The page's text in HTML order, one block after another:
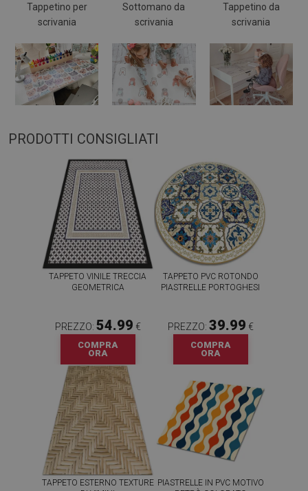
Tappetino per
scrivania
Sottomano da
scrivania
Tappetino da
scrivania
PRODOTTI CONSIGLIATI
TAPPETO VINILE TRECCIA
GEOMETRICA
PREZZO: 54.99 €
COMPRA
ORA
TAPPETO PVC ROTONDO
PIASTRELLE PORTOGHESI
PREZZO: 39.99 €
COMPRA
ORA
TAPPETO ESTERNO TEXTURE PIASTRELLE IN PVC MOTIVO